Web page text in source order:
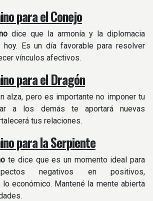
para el Conejo
dice que la armonía y la diplomacia
hoy. Es un día favorable para resolver
vínculos afectivos.
para el Dragón
alza, pero es importante no imponer tu
a los demás te aportará nuevas
tus relaciones.
para la Serpiente
te dice que es un momento ideal para
negativos en positivos,
económico. Mantené la mente abierta